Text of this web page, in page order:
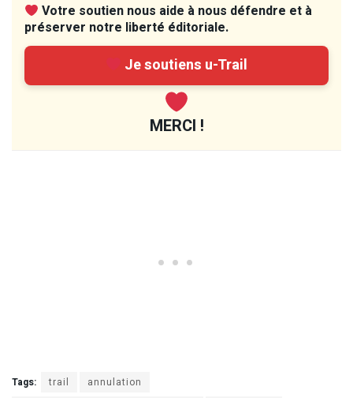
Votre soutien nous aide à nous défendre et à
préserver notre liberté éditoriale.
Je soutiens u-Trail
MERCI !
Tags: trail
annulation